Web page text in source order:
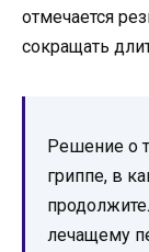
отмечается
сокращать
Решение о
гриппе, в
лечащему